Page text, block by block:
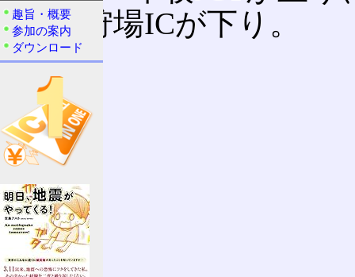
JCT→狩場ICが下り。
趣旨・概要
参加の案内
ダウンロード